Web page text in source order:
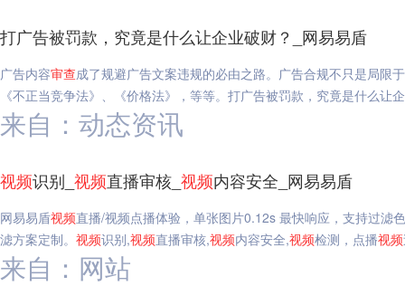
打广告被罚款，究竟是什么让企业破财？_网易易盾
广告内容审查成了规避广告文案违规的必由之路。广告合规不只是局限
《不正当竞争法》、《价格法》，等等。打广告被罚款，究竟是什么让
来自：动态资讯
视频识别_ 视频直播审核_ 视频内容安全_网易易盾
网易易盾视频直播/视频点播体验，单张图片0.12s 最快响应，支持过滤
滤方案定制。 视频识别,视频直播审核,视频内容安全,视频检测，点播视频
来自：网站